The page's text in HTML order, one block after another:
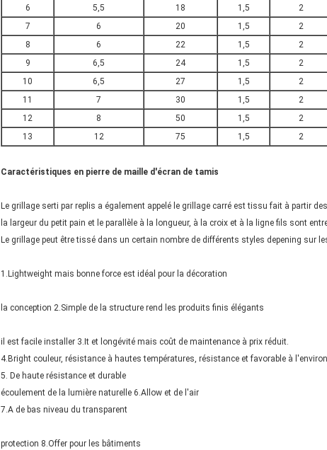
6
5,5 18 1,5 2
7
6 20 1,5 2
8
6 22 1,5 2
9
6,5 24 1,5 2
10
6,5 27 1,5 2
11
7 30 1,5 2
12
8 50 1,5 2
13
12 75 1,5 2
Caractéristiques en pierre de maille d'écran de tamis
Le grillage serti par replis a également appelé le grillage carré est tissu fait à partir
la largeur du petit pain et le parallèle à la longueur, à la croix et à la ligne fils sont
Le grillage peut être tissé dans un certain nombre de différents styles depening sur
1.Lightweight mais bonne force est idéal pour la décoration
la conception 2.Simple de la structure rend les produits finis élégants
il est facile installer 3.It et longévité mais coût de maintenance à prix réduit.
4.Bright couleur, résistance à hautes températures, résistance et favorable à
5. De haute résistance et durable
écoulement de la lumière naturelle 6.Allow et de l'air
7.A de bas niveau du transparent
protection 8.Offer pour les bâtiments